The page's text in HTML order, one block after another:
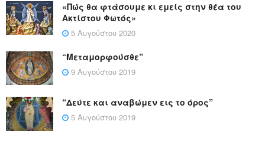
«Πώς θα φτάσουμε κι εμείς στην θέα του
Ακτίστου Φωτός»
5 Αυγούστου 2020
“Μεταμορφούσθε”
9 Αυγούστου 2019
“Δεύτε και αναβώμεν εις το όρος”
5 Αυγούστου 2019